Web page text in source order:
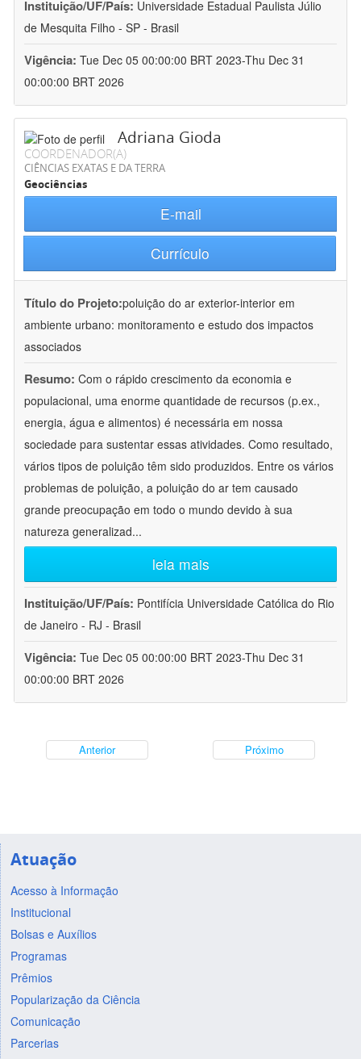
Instituição/UF/País: Universidade Estadual Paulista Júlio
de Mesquita Filho - SP - Brasil
Vigência: Tue Dec 05 00:00:00 BRT 2023-Thu Dec 31
00:00:00 BRT 2026
Adriana Gioda
COORDENADOR(A)
CIÊNCIAS EXATAS E DA TERRA
Geociências
E-mail
Currículo
Título do Projeto:poluição do ar exterior-interior em
ambiente urbano: monitoramento e estudo dos impactos
associados
Resumo: Com o rápido crescimento da economia e
populacional, uma enorme quantidade de recursos (p.ex.,
energia, água e alimentos) é necessária em nossa
sociedade para sustentar essas atividades. Como resultado,
vários tipos de poluição têm sido produzidos. Entre os vários
problemas de poluição, a poluição do ar tem causado
grande preocupação em todo o mundo devido à sua
natureza generalizad...
leia mais
Instituição/UF/País: Pontifícia Universidade Católica do Rio
de Janeiro - RJ - Brasil
Vigência: Tue Dec 05 00:00:00 BRT 2023-Thu Dec 31
00:00:00 BRT 2026
Anterior Próximo
Atuação
Acesso à Informação
Institucional
Bolsas e Auxílios
Programas
Prêmios
Popularização da Ciência
Comunicação
Parcerias